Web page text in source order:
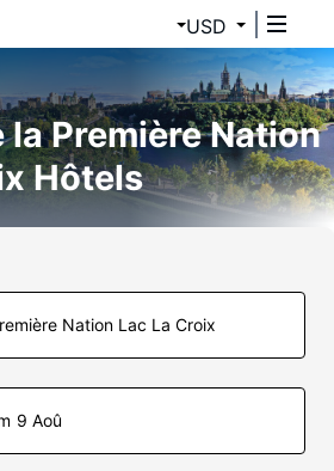
USD
la Première Nation
Hôtels
9 Aoû